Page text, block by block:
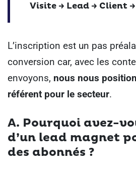
Visite -> Lead -> Client
L’inscription est un pas
conversion car, avec les
envoyons, nous nous
référent pour le secteur.
A. Pourquoi avez-
d’un lead magnet
des abonnés ?